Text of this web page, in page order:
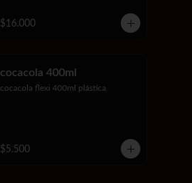
$16.000
cocacola 400ml
cocacola flexi 400ml plástica
$5.500